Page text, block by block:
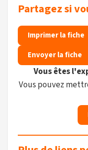
Partagez si
Imprimer la fiche
Envoyer la fiche
Vous êtes
Vous pouvez